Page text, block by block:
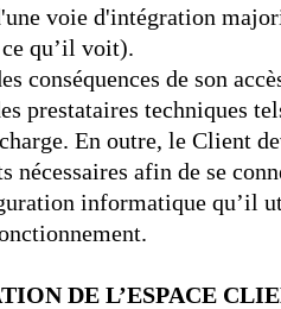
voie d'intégration
ce qu’il voit).
conséquences de son
prestataires techniques
En outre, le Client
nécessaires afin de se
informatique qu’il
DE L’ESPACE